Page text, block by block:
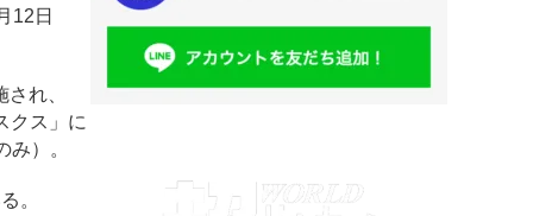
12日
れ、
クス」に
）。
。